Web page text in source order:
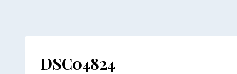
DSC04824